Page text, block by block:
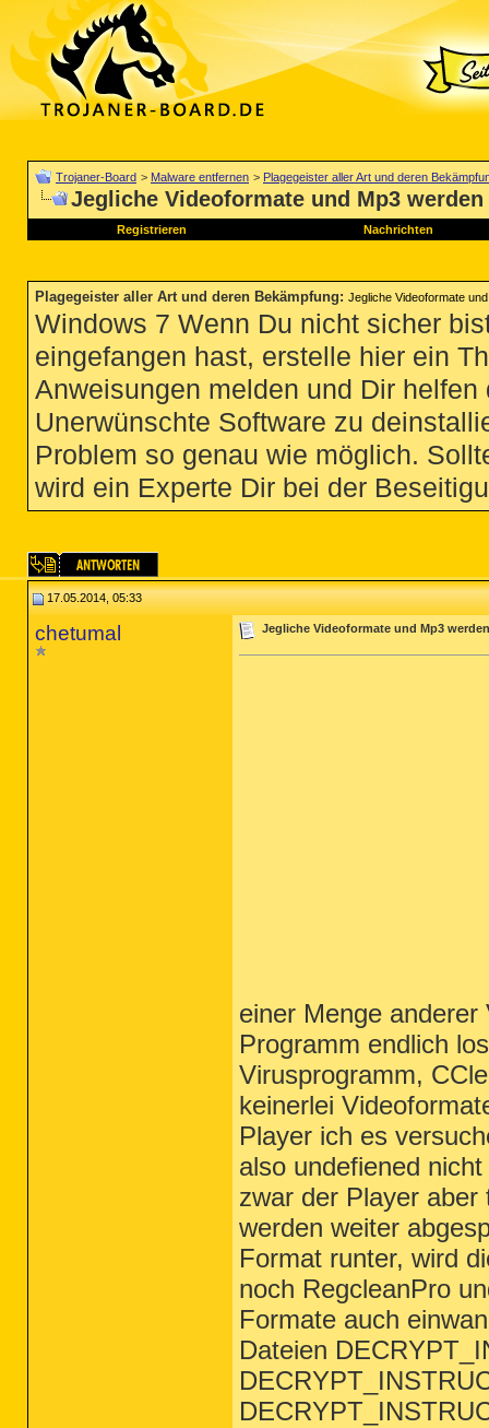
Trojaner-Board > Malware entfernen > Plagegeister aller Art und deren
Jegliche Videoformate und Mp3
Registrieren Nachrichten
Plagegeister aller Art und deren Bekämpfung: Jegliche Videoformate
Windows 7 Wenn Du nicht sicher
eingefangen hast, erstelle hier ein
Anweisungen melden und Dir
Unerwünschte Software zu
Problem so genau wie möglich.
wird ein Experte Dir bei der
17.05.2014, 05:33
chetumal Jegliche Videoformate und Mp3
einer Menge
Programm endlich
Virusprogramm,
keinerlei
Player ich es
also undefiened
zwar der Player
werden weiter
Format runter, wird
noch RegcleanPro
Formate auch
Dateien